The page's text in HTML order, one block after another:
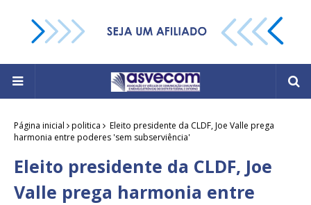
Página inicial politica
Eleito presidente da CLDF, Joe Valle prega
harmonia entre poderes 'sem subserviência'
Eleito presidente da CLDF, Joe
Valle prega harmonia entre